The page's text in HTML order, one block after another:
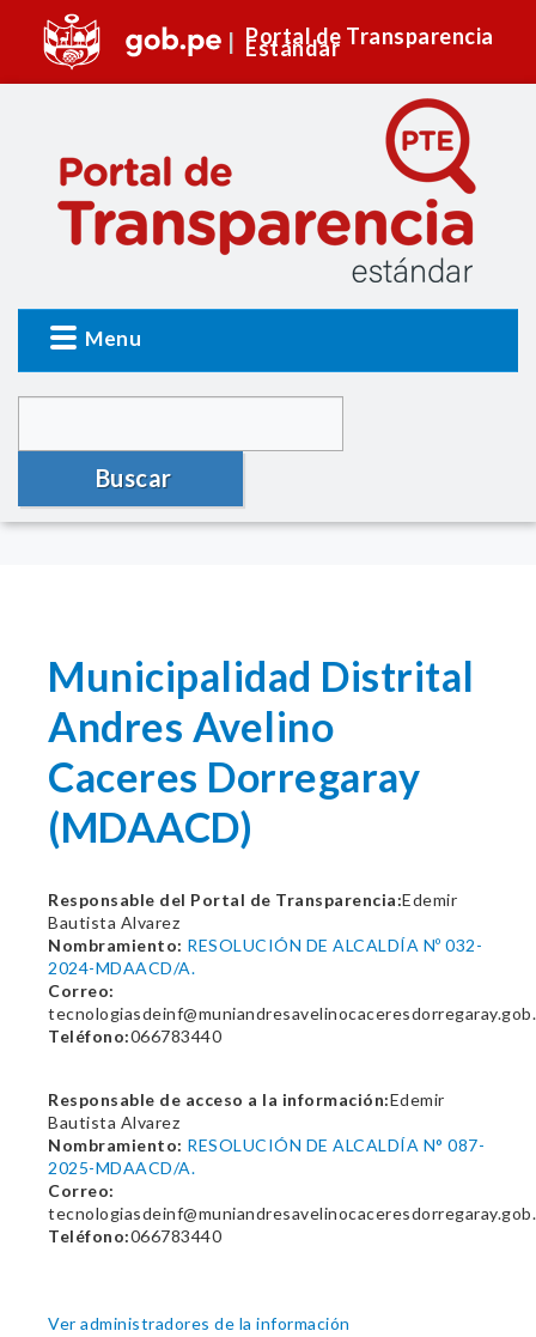
Portal de Transparencia
Estándar
Menu
Buscar
Municipalidad Distrital
Andres Avelino
Caceres Dorregaray
(MDAACD)
Responsable del Portal de Transparencia:Edemir
Bautista Alvarez
Nombramiento: RESOLUCIÓN DE ALCALDÍA Nº 032-
2024-MDAACD/A.
Correo:
Teléfono:066783440
Responsable de acceso a la información:Edemir
Bautista Alvarez
Nombramiento: RESOLUCIÓN DE ALCALDÍA N° 087-
2025-MDAACD/A.
Correo:
Teléfono:066783440
Ver administradores de la información